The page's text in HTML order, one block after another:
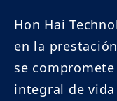
Hon Hai
en la
se
integral de